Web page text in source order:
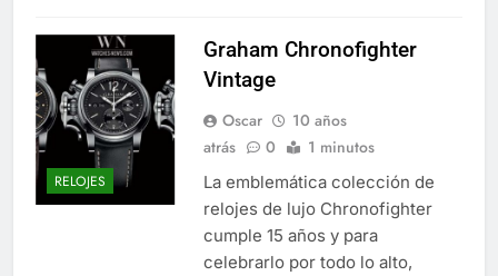
RELOJES
Graham Chronofighter
Vintage
Oscar
10 años
atrás
0 1 minutos
La emblemática colección de
relojes de lujo Chronofighter
cumple 15 años y para
celebrarlo por todo lo alto,